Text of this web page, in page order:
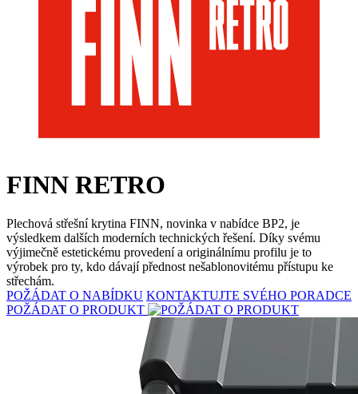
FINN RETRO
Plechová střešní krytina FINN, novinka v nabídce BP2, je
výsledkem dalších moderních technických řešení. Díky svému
výjimečně estetickému provedení a originálnímu profilu je to
výrobek pro ty, kdo dávají přednost nešablonovitému přístupu ke
střechám.
POŽÁDAT O NABÍDKU KONTAKTUJTE SVÉHO PORADCE
POŽÁDAT O PRODUKT